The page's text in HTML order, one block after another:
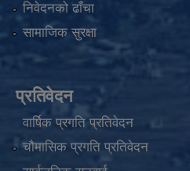
निवेदनको ढाँचा
सामाजिक सुरक्षा
प्रतिवेदन
वार्षिक प्रगति प्रतिवेदन
चौमासिक प्रगति प्रतिवेदन